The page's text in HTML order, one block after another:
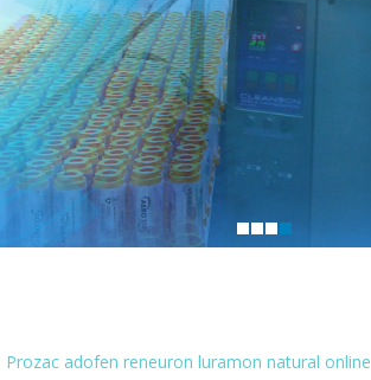
Prozac adofen reneuron luramon natural online